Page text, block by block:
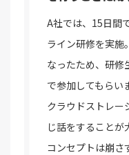
A社では、15日間
ライン研修を実施
なったため、研修
で参加してもらい
クラウドストレー
じ話をすること
コンセプトは崩さ